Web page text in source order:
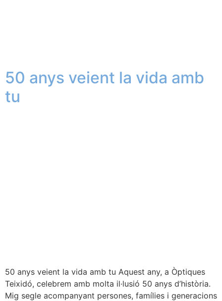
50 anys veient la vida amb
tu
50 anys veient la vida amb tu Aquest any, a Òptiques
Teixidó, celebrem amb molta il·lusió 50 anys d’història.
Mig segle acompanyant persones, famílies i generacions